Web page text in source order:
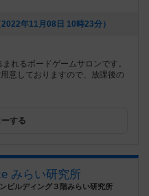
年11月08日 10時23分）
れるボードゲームサロンです。
意しておりますので、放課後の
する
みらい研究所
ビルディング３階みらい研究所